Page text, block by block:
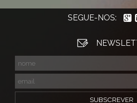
SEGUE-NOS: